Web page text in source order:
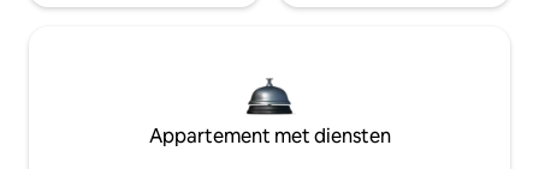
Appartement met diensten